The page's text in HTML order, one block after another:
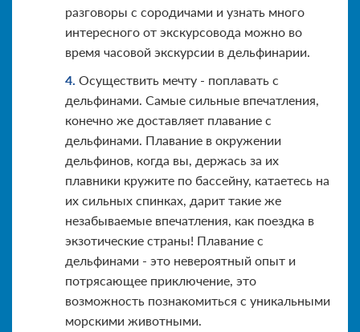
разговоры с сородичами и узнать много
интересного от экскурсовода можно во
время часовой экскурсии в дельфинарии.
Осуществить мечту - поплавать с
дельфинами. Самые сильные впечатления,
конечно же доставляет плавание с
дельфинами. Плавание в окружении
дельфинов, когда вы, держась за их
плавники кружите по бассейну, катаетесь на
их сильных спинках, дарит такие же
незабываемые впечатления, как поездка в
экзотические страны! Плавание с
дельфинами - это невероятный опыт и
потрясающее приключение, это
возможность познакомиться с уникальными
морскими животными.